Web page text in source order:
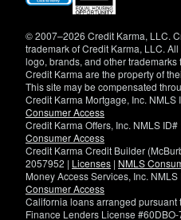
new
© 2007–2026 Credit Karma, LLC.
trademark of Credit Karma, LLC.
logo, brands, and other
Credit Karma are the property of
This site may be compensated
Credit Karma Mortgage, Inc. NMLS
Consumer Access
Credit Karma Offers, Inc. NMLS
Consumer Access
Credit Karma Credit Builder
2057952 | Licenses | NMLS
Money Access Services, Inc.
Consumer Access
California loans arranged pursuant
Finance Lenders License